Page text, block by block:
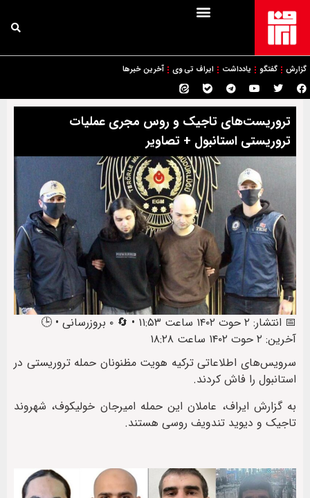
گزارش گفتگو یادداشت ایراف تی وی آخرین خبرها
تروریست‌های تاجیک و روس مجری عملیات
تروریستی استانبول + تصاویر
📅 انتشار: ۲ حوت ۱۴۰۲ ساعت ۱۱:۵۳ • 🔄 ۰ بروزرسانی • 🕒
آخرین: ۲ حوت ۱۴۰۲ ساعت ۱۸:۲۸
سرویس‌های اطلاعاتی ترکیه هویت مظنونان حمله تروریستی در
استانبول را فاش کردند.
به گزارش ایراف، عاملان این حمله امیرجان خولیکوف، شهروند
تاجیک و دیوید تندویف روسی هستند.